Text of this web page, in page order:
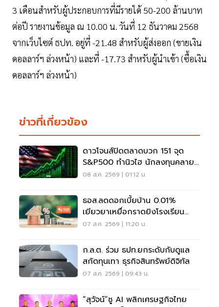
3 เดือนสำหรับผู้ประกอบการที่มีรายได้ 50-200 ล้านบาท
ต่อปี รายงานข้อมูล ณ 10.00 น. วันที่ 12 ธันวาคม 2568
จากเว็บไซต์ ธปท. อยู่ที่ -21.48 สำหรับผู้ส่งออก (ขายเงิน
ดอลลาร์ฯ ล่วงหน้า) และที่ -17.73 สำหรับผู้นำเข้า (ซื้อเงิน
ดอลลาร์ฯ ล่วงหน้า)
ข่าวที่เกี่ยวข้อง
ดาวโจนส์ปิดตลาดบวก 151 จุด
S&P500 ทำนิวไฮ นักลงทุนคลาย
กังวลเฟดขึ้นดอกเบี้ย
08 ส.ค. 2569 | 01:12 น.
ธอส.ลดดอกเบี้ยบ้าน 0.01%
เยียวยาเหยื่อกราดยิงโรงเรียน
จ.นนทบุรี
07 ส.ค. 2569 | 11:20 น.
ก.ล.ต. ร่วม ธปท.ยกระดับกับดูแล
สกัดทุนเทา ธุรกิจสินทรัพย์ดิจิทัล
07 ส.ค. 2569 | 09:43 น.
“สุวัจน์”ชู AI พลิกเศรษฐกิจไทย